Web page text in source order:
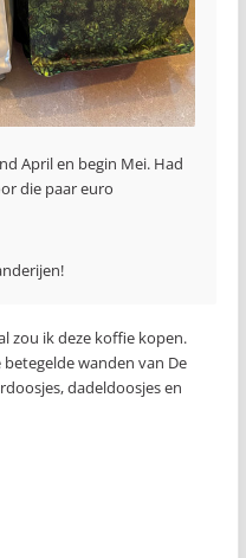
April en begin Mei. Had
die paar euro
zou ik deze koffie kopen.
wanden van De
dadeldoosjes en